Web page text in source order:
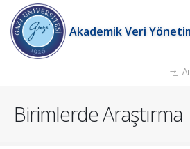
Akademik Veri
Birimlerde Araştırma